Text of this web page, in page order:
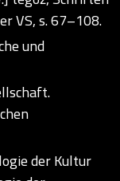
VS, s. 67–108.
und
der Kultur